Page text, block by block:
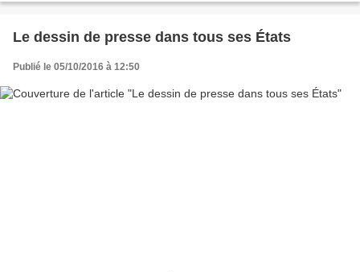
Le dessin de presse dans tous ses États
Publié le 05/10/2016 à 12:50